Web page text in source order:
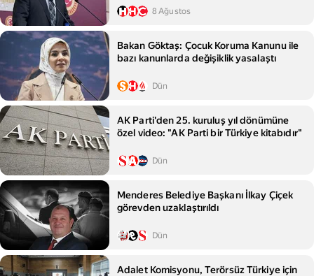
8 Ağustos
Bakan Göktaş: Çocuk Koruma Kanunu ile
bazı kanunlarda değişiklik yasalaştı
Dün
AK Parti'den 25. kuruluş yıl dönümüne
özel video: "AK Parti bir Türkiye kitabıdır"
Dün
Menderes Belediye Başkanı İlkay Çiçek
görevden uzaklaştırıldı
Dün
Adalet Komisyonu, Terörsüz Türkiye için